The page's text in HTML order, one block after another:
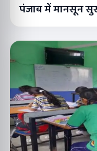
पंजाब में मानसून